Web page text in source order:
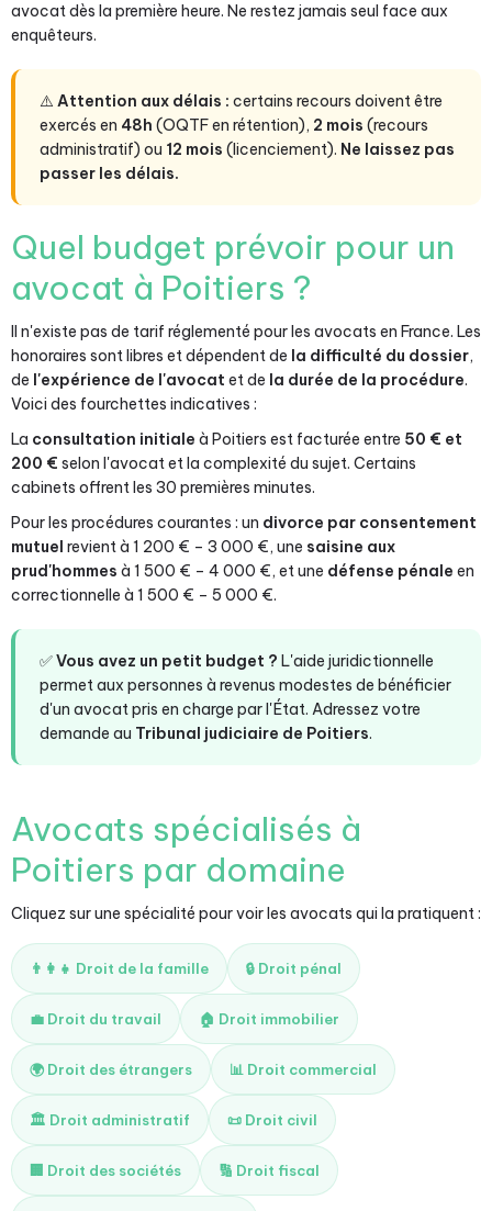
avocat dès la première heure. Ne restez jamais seul face aux
enquêteurs.
⚠️ Attention aux délais : certains recours doivent être
exercés en 48h (OQTF en rétention), 2 mois (recours
administratif) ou 12 mois (licenciement). Ne laissez pas
passer les délais.
Quel budget prévoir pour un
avocat à Poitiers ?
Il n'existe pas de tarif réglementé pour les avocats en France. Les
honoraires sont libres et dépendent de la difficulté du dossier,
de l'expérience de l'avocat et de la durée de la procédure.
Voici des fourchettes indicatives :
La consultation initiale à Poitiers est facturée entre 50 € et
200 € selon l'avocat et la complexité du sujet. Certains
cabinets offrent les 30 premières minutes.
Pour les procédures courantes : un divorce par consentement
mutuel revient à 1 200 € – 3 000 €, une saisine aux
prud'hommes à 1 500 € – 4 000 €, et une défense pénale en
correctionnelle à 1 500 € – 5 000 €.
✅Vous avez un petit budget ? L'aide juridictionnelle
permet aux personnes à revenus modestes de bénéficier
d'un avocat pris en charge par l'État. Adressez votre
demande au Tribunal judiciaire de Poitiers.
Avocats spécialisés à
Poitiers par domaine
Cliquez sur une spécialité pour voir les avocats qui la pratiquent :
👨‍👩‍👧 Droit de la famille 🔒 Droit pénal
💼 Droit du travail 🏠 Droit immobilier
🌍 Droit des étrangers 📊 Droit commercial
🏛️ Droit administratif 📜 Droit civil
🏢 Droit des sociétés 🔢 Droit fiscal